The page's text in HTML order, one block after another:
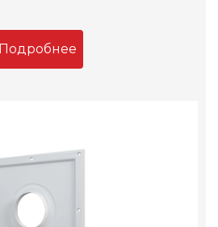
Подробнее